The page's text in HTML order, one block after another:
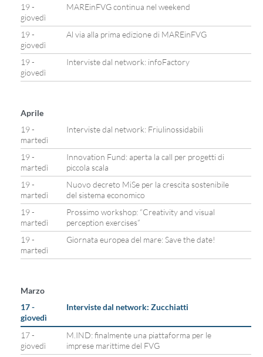
19 -
giovedì
MAREinFVG continua nel weekend
19 -
giovedì
Al via alla prima edizione di MAREinFVG
19 -
giovedì
Interviste dal network: infoFactory
Aprile
19 -
martedì
Interviste dal network: Friulinossidabili
19 -
martedì
Innovation Fund: aperta la call per progetti di
piccola scala
19 -
martedì
Nuovo decreto MiSe per la crescita sostenibile
del sistema economico
19 -
martedì
Prossimo workshop: “Creativity and visual
perception exercises”
19 -
martedì
Giornata europea del mare: Save the date!
Marzo
17 -
giovedì
Interviste dal network: Zucchiatti
17 -
giovedì
M.IND: finalmente una piattaforma per le
imprese marittime del FVG